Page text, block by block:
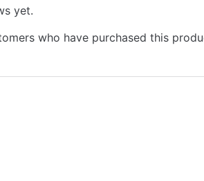
yet.
who have purchased this